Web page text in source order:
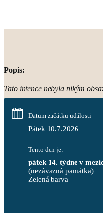
Popis:
Tato intence nebyla nikým
Datum začátku události
Pátek 10.7.2026
Tento den je:
pátek 14. týdne v
(nezávazná památka)